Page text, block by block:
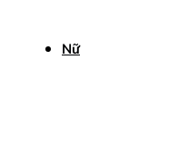
Nữ